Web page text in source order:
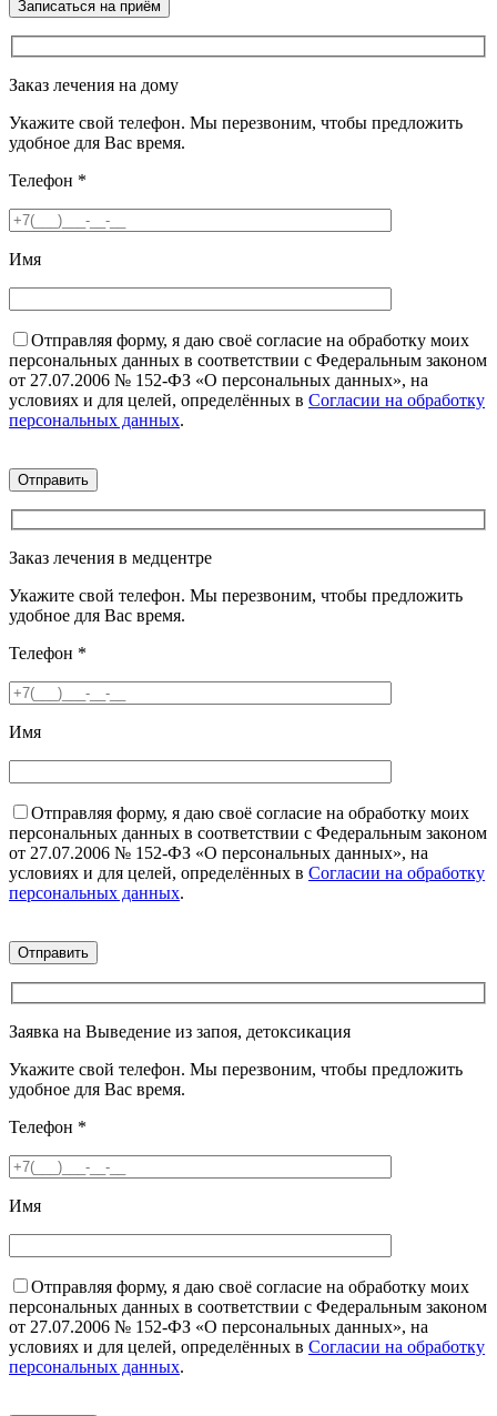
Заказ лечения на дому
Укажите свой телефон. Мы перезвоним, чтобы предложить
удобное для Вас время.
Телефон *
Имя
Отправляя форму, я даю своё согласие на обработку моих
персональных данных в соответствии с Федеральным законом
от 27.07.2006 № 152-ФЗ «О персональных данных», на
условиях и для целей, определённых в Согласии на обработку
персональных данных.
Заказ лечения в медцентре
Укажите свой телефон. Мы перезвоним, чтобы предложить
удобное для Вас время.
Телефон *
Имя
Отправляя форму, я даю своё согласие на обработку моих
персональных данных в соответствии с Федеральным законом
от 27.07.2006 № 152-ФЗ «О персональных данных», на
условиях и для целей, определённых в Согласии на обработку
персональных данных.
Заявка на Выведение из запоя, детоксикация
Укажите свой телефон. Мы перезвоним, чтобы предложить
удобное для Вас время.
Телефон *
Имя
Отправляя форму, я даю своё согласие на обработку моих
персональных данных в соответствии с Федеральным законом
от 27.07.2006 № 152-ФЗ «О персональных данных», на
условиях и для целей, определённых в Согласии на обработку
персональных данных.